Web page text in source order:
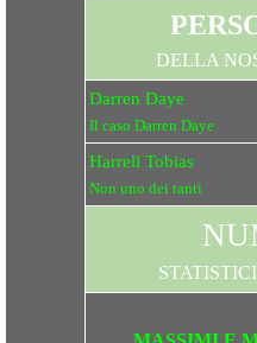
DELLA
Darren Daye
Il caso Darren Daye
Harrell Tobias
Non uno dei tanti